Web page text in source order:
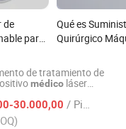
de
para
Qué es
Quirúrgico
Médicos
Anestesia
Corrugado
de tratamiento de
médico láser
30.000,00 / Pieza